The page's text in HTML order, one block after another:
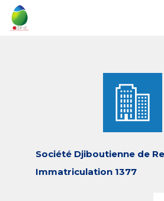
Société Djiboutienne de
Immatriculation 1377